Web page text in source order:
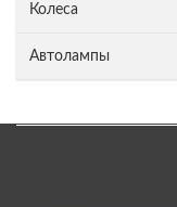
Колеса
Автолампы